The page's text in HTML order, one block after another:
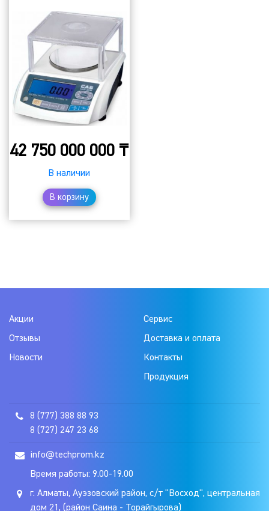
42 750 000 000 ₸
В наличии
В корзину
Акции
Отзывы
Новости
Сервис
Доставка и оплата
Контакты
Продукция
8 (777) 388 88 93
8 (727) 247 23 68
info@techprom.kz
Время работы: 9.00-19.00
г. Алматы, Ауэзовский район, с/т "Восход", центральная
дом 21, (район Саина - Торайгырова)